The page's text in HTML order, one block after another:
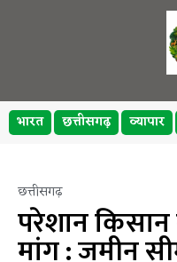
भारत छत्तीसगढ़ व्यापार
छत्तीसगढ़
परेशान
मांग : जमीन